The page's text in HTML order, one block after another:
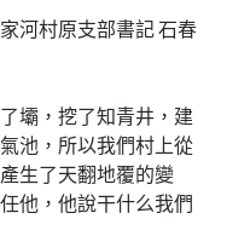
河村原支部書記 石春
壩，挖了知青井，建
池，所以我們村上從
生了天翻地覆的變
他，他說干什么我們